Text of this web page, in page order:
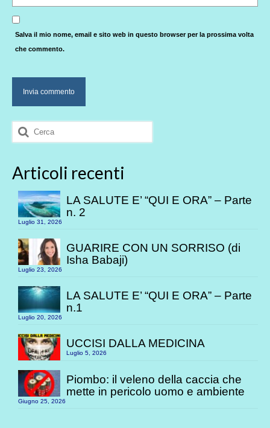
Salva il mio nome, email e sito web in questo browser per la prossima volta
che commento.
Cerca:
Articoli recenti
LA SALUTE E’ “QUI E ORA” – Parte
n. 2
Luglio 31, 2026
GUARIRE CON UN SORRISO (di
Isha Babaji)
Luglio 23, 2026
LA SALUTE E’ “QUI E ORA” – Parte
n.1
Luglio 20, 2026
UCCISI DALLA MEDICINA
Luglio 5, 2026
Piombo: il veleno della caccia che
mette in pericolo uomo e ambiente
Giugno 25, 2026